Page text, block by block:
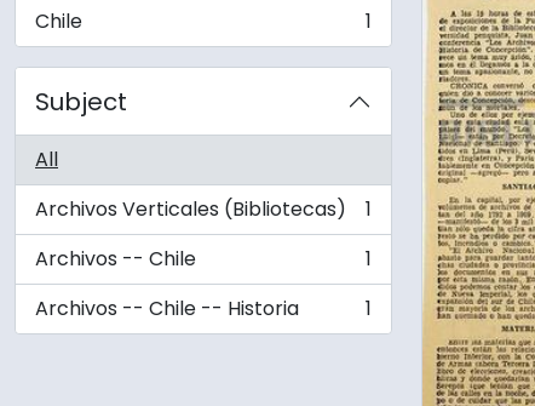
Chile
, 1 results 1
Subject
All
Archivos Verticales (Bibliotecas)
, 1 results
1
Archivos -- Chile
, 1 results
1
Archivos -- Chile -- Historia
, 1 results 1